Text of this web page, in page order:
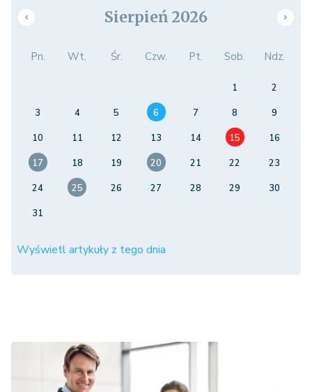
Sierpień 2026
Pn. Wt. Śr. Czw. Pt. Sob. Ndz.
1
2
3
4 5 6 7 8
9
10
11 12 13 14 15
16
17
18 19 20 21 22
23
24
25 26 27 28 29
30
31
Wyświetl artykuły z tego dnia